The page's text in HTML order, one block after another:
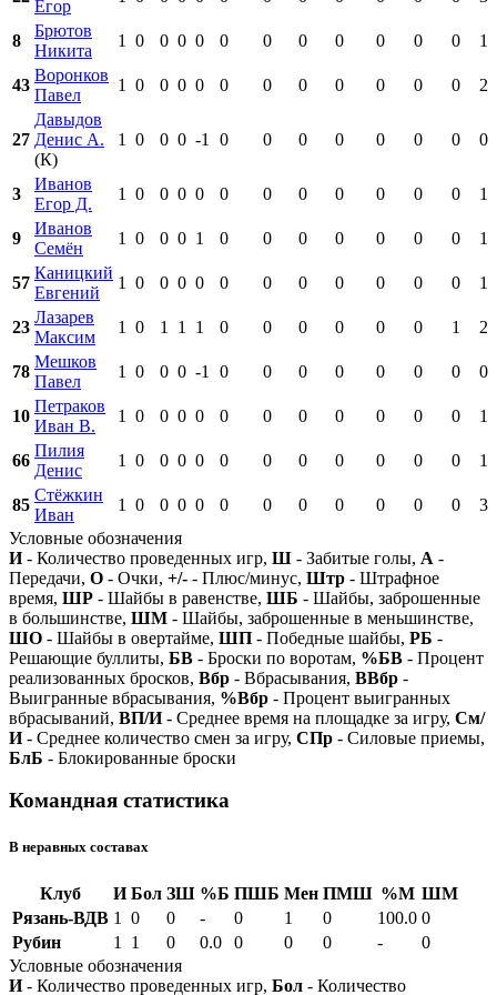
Егор
8
Брютов
Никита
1 0 0 0 0 0 0 0 0 0 0 0 1
43
Воронков
Павел
1 0 0 0 0 0 0 0 0 0 0 0 2
27
Давыдов
Денис А.
(К)
1 0 0 0 -1 0 0 0 0 0 0 0 0
3
Иванов
Егор Д.
1 0 0 0 0 0 0 0 0 0 0 0 1
9
Иванов
Семён
1 0 0 0 1 0 0 0 0 0 0 0 1
57
Каницкий
Евгений
1 0 0 0 0 0 0 0 0 0 0 0 1
23
Лазарев
Максим
1 0 1 1 1 0 0 0 0 0 0 1 2
78
Мешков
Павел
1 0 0 0 -1 0 0 0 0 0 0 0 0
10
Петраков
Иван В.
1 0 0 0 0 0 0 0 0 0 0 0 1
66
Пилия
Денис
1 0 0 0 0 0 0 0 0 0 0 0 1
85
Стёжкин
Иван
1 0 0 0 0 0 0 0 0 0 0 0
3
Условные обозначения
И- Количество проведенных игр, Ш - Забитые голы, А -
Передачи, О - Очки, +/- - Плюс/минус, Штр - Штрафное
время, ШР - Шайбы в равенстве, ШБ - Шайбы, заброшенные
в большинстве, ШМ - Шайбы, заброшенные в меньшинстве,
ШО - Шайбы в овертайме, ШП - Победные шайбы, РБ -
Решающие буллиты, БВ - Броски по воротам, %БВ - Процент
реализованных бросков, Вбр - Вбрасывания, ВВбр -
Выигранные вбрасывания, %Вбр - Процент выигранных
вбрасываний, ВП/И- Среднее время на площадке за игру, См/
И- Среднее количество смен за игру, СПр - Силовые приемы,
БлБ - Блокированные броски
Командная статистика
В неравных составах
Клуб И Бол ЗШ %Б ПШБ Мен ПМШ %М ШМ
Рязань-ВДВ 1 0 0 - 0 1 0 100.0 0
Рубин
1 1 0 0.0 0 0 0 -
0
Условные обозначения
И- Количество проведенных игр, Бол - Количество